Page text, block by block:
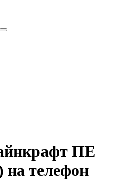
ПЕ
на телефон